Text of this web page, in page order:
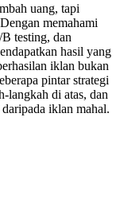
uang, tapi
memahami
testing, dan
hasil yang
iklan bukan
pintar strategi
langkah di atas, dan
iklan mahal.